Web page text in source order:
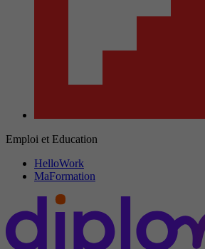
Emploi et Education
HelloWork
MaFormation